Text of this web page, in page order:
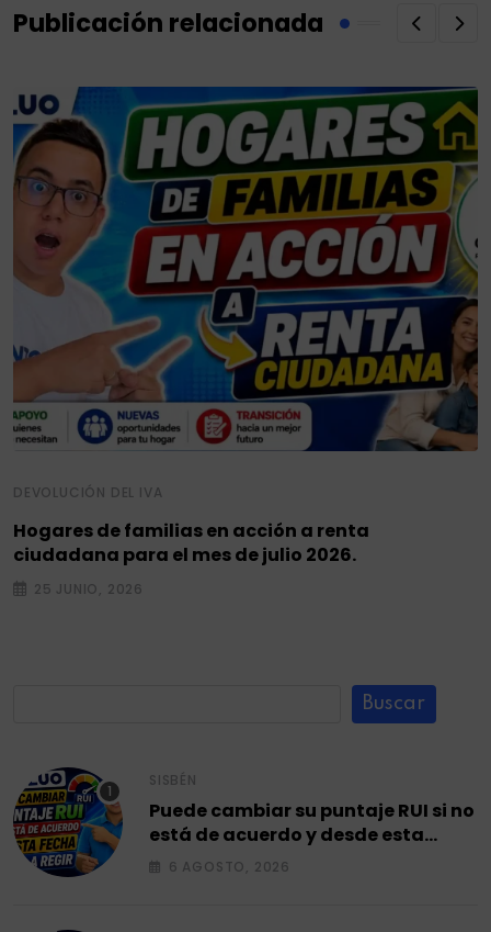
Publicación relacionada
DEVOLUCIÓN DEL IVA
Hogares de familias en acción a renta
ciudadana para el mes de julio 2026.
25 JUNIO, 2026
Buscar
SISBÉN
Puede cambiar su puntaje RUI si no
está de acuerdo y desde esta
fecha empieza a regir en el 2026.
6 AGOSTO, 2026